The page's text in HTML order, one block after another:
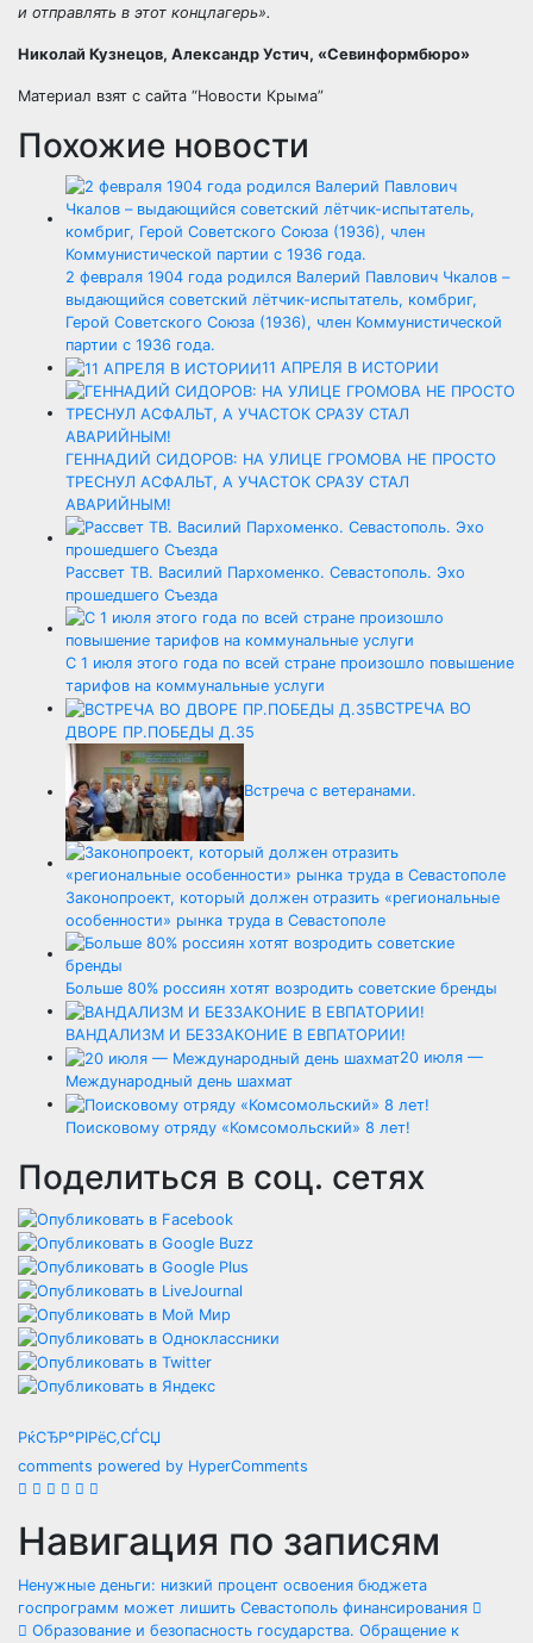
и отправлять в этот концлагерь».
Николай Кузнецов, Александр Устич, «Севинформбюро»
Материал взят с сайта “Новости Крыма”
Похожие новости
2 февраля 1904 года родился Валерий Павлович Чкалов –
выдающийся советский лётчик-испытатель, комбриг,
Герой Советского Союза (1936), член Коммунистической
партии с 1936 года.
11 АПРЕЛЯ В ИСТОРИИ
ГЕННАДИЙ СИДОРОВ: НА УЛИЦЕ ГРОМОВА НЕ ПРОСТО
ТРЕСНУЛ АСФАЛЬТ, А УЧАСТОК СРАЗУ СТАЛ
АВАРИЙНЫМ!
Рассвет ТВ. Василий Пархоменко. Севастополь. Эхо
прошедшего Съезда
С 1 июля этого года по всей стране произошло повышение
тарифов на коммунальные услуги
ВСТРЕЧА ВО
ДВОРЕ ПР.ПОБЕДЫ Д.35
Встреча с ветеранами.
Законопроект, который должен отразить «региональные
особенности» рынка труда в Севастополе
Больше 80% россиян хотят возродить советские бренды
ВАНДАЛИЗМ И БЕЗЗАКОНИЕ В ЕВПАТОРИИ!
20 июля —
Международный день шахмат
Поисковому отряду «Комсомольский» 8 лет!
Поделиться в соц. сетях
РќСЂР°РІРёС‚СЃСЏ
comments powered by HyperComments
Навигация по записям
Ненужные деньги: низкий процент освоения бюджета
госпрограмм может лишить Севастополь финансирования
Образование и безопасность государства. Обращение к